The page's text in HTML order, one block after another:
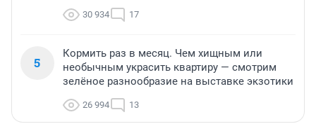
30 934 17
5
Кормить раз в месяц. Чем хищным или
необычным украсить квартиру — смотрим
зелёное разнообразие на выставке экзотики
26 994 13